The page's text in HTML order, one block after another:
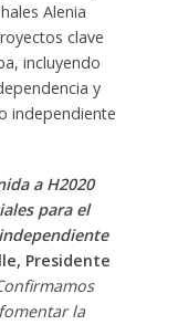
Alenia
clave
incluyendo
y
independiente
a H2020
para el
Presidente
la